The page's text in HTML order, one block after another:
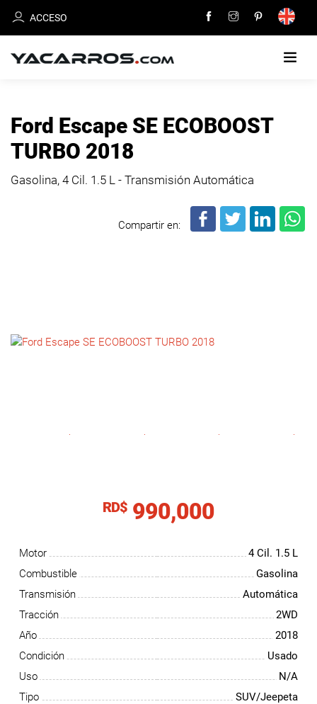
ACCESO
CARROS
EN
VENTA
Ford Escape SE ECOBOOST
TURBO 2018
Gasolina, 4 Cil. 1.5 L - Transmisión Automática
Compartir en:
RD$ 990,000
Motor 4 Cil. 1.5 L
Combustible
Gasolina
Transmisión
Automática
Tracción
2WD
Año
2018
Condición
Usado
Uso
N/A
Tipo
SUV/Jeepeta